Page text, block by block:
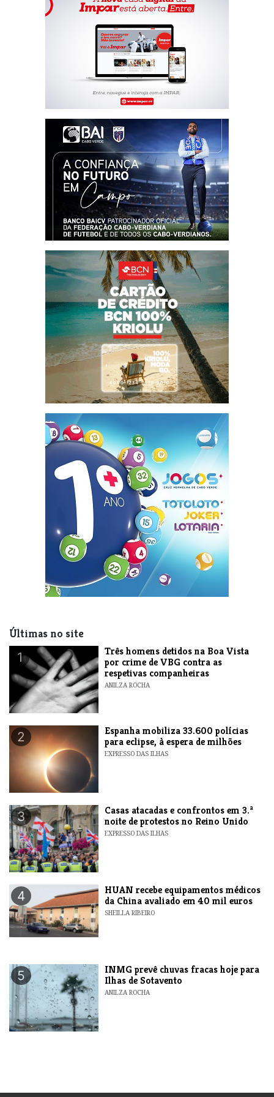
Últimas no site
1
Três homens detidos na Boa Vista
por crime de VBG contra as
respetivas companheiras
ANILZA ROCHA
2
Espanha mobiliza 33.600 polícias
para eclipse, à espera de milhões
EXPRESSO DAS ILHAS
3
Casas atacadas e confrontos em 3.ª
noite de protestos no Reino Unido
EXPRESSO DAS ILHAS
4
HUAN recebe equipamentos médicos
da China avaliado em 40 mil euros
SHEILLA RIBEIRO
5
INMG prevê chuvas fracas hoje para
Ilhas de Sotavento
ANILZA ROCHA